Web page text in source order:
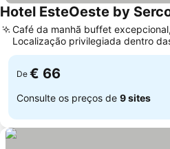
Hotel EsteOeste by
Café da manhã buffet excepcional,
Localização privilegiada dentro
Muralhas Romanas
De € 66
Consulte os preços de 9 sites